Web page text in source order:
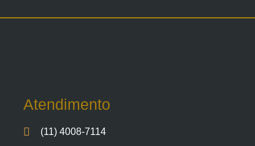
Atendimento
(11) 4008-7114